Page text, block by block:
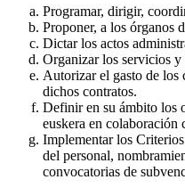
Programar, dirigir,
Proponer, a los órganos
Dictar los actos
Organizar los servicios y
Autorizar el gasto de los
dichos contratos.
Definir en su ámbito los
euskera en
Implementar los
del personal,
convocatorias de